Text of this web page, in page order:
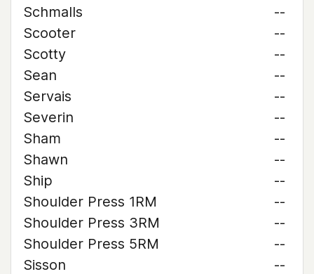
Schmalls
--
Scooter
--
Scotty
--
Sean
--
Servais
--
Severin
--
Sham
--
Shawn
--
Ship
--
Shoulder Press 1RM
--
Shoulder Press 3RM
--
Shoulder Press 5RM
--
Sisson
--